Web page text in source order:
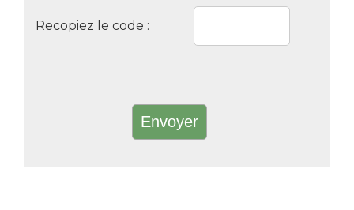
Recopiez le code :